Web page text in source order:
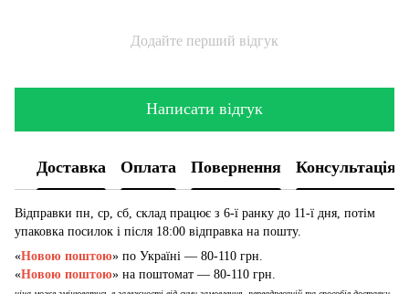
Додайте перший відгук
Написати відгук
Доставка Оплата Повернення Консультація
Відправки пн, ср, сб, склад працює з 6-ї ранку до 11-ї дня, потім
упаковка посилок і після 18:00 відправка на пошту.
«Новою поштою» по Україні — 80-110 грн.
«Новою поштою» на поштомат — 80-110 грн.